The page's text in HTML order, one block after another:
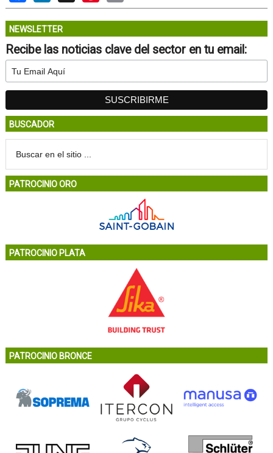
NEWSLETTER
Recibe las noticias clave del sector en tu email:
BUSCADOR
PATROCINIO ORO
PATROCINIO PLATA
PATROCINIO BRONCE